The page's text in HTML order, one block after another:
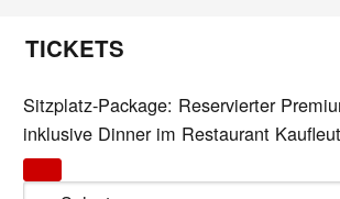
TICKETS
Sitzplatz-Package: Reservierter
inklusive Dinner im Restaurant